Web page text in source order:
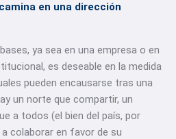
en una dirección
ya sea en una empresa o en
es deseable en la medida
pueden encausarse tras una
un norte que compartir, un
a todos (el bien del país, por
colaborar en favor de su